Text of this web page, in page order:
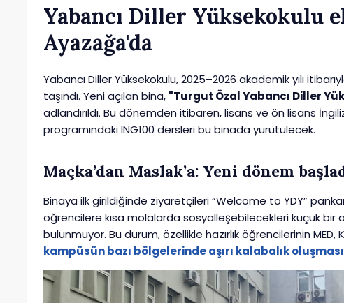
Yabancı Diller Yüksekokulu
Ayazağa'da
Yabancı Diller Yüksekokulu, 2025–2026 akademik yılı
taşındı. Yeni açılan bina, "Turgut Özal Yabancı Diller
adlandırıldı. Bu dönemden itibaren, lisans ve ön lisans
programındaki ING100 dersleri bu binada yürütülecek.
Maçka’dan Maslak’a: Yeni dönem
Binaya ilk girildiğinde ziyaretçileri “Welcome to YDY”
öğrencilere kısa molalarda sosyalleşebilecekleri küçük
bulunmuyor. Bu durum, özellikle hazırlık öğrencilerinin
kampüsün bazı bölgelerinde aşırı kalabalık